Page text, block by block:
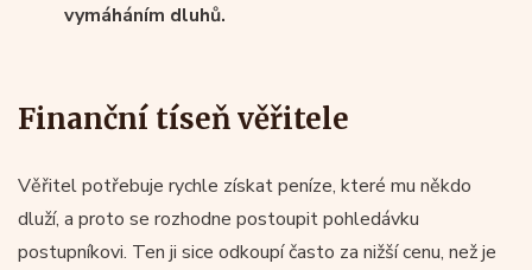
vymáháním dluhů.
Finanční tíseň věřitele
Věřitel potřebuje rychle získat peníze, které mu někdo
dluží, a proto se rozhodne postoupit pohledávku
postupníkovi. Ten ji sice odkoupí často za nižší cenu, než je